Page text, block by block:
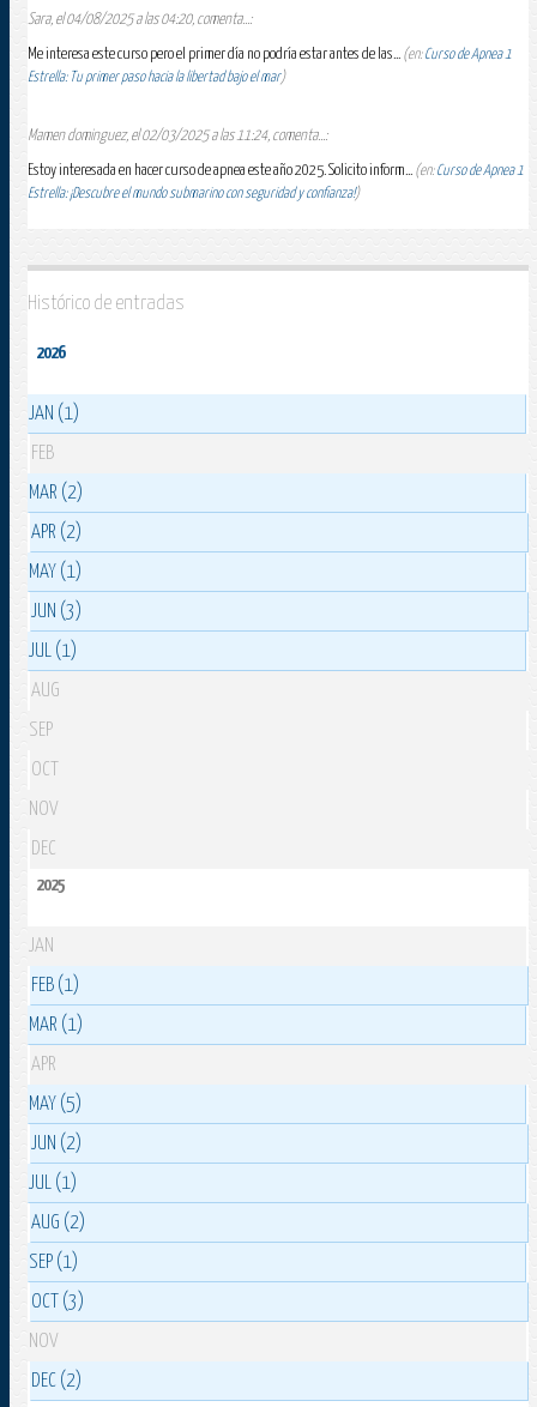
Sara, el 04/08/2025 a las 04:20, comenta...:
Me interesa este curso pero el primer día no podría estar antes de las... (en:Curso de Apnea 1
Estrella: Tu primer paso hacia la libertad bajo el mar)
Mamen dominguez, el 02/03/2025 a las 11:24, comenta...:
Estoy interesada en hacer curso de apnea este año 2025. Solicito inform... (en:Curso de Apnea 1
Estrella: ¡Descubre el mundo submarino con seguridad y confianza!)
Histórico de entradas
2026
JAN (1)
FEB
MAR (2)
APR (2)
MAY (1)
JUN (3)
JUL (1)
AUG
SEP
OCT
NOV
DEC
2025
JAN
FEB (1)
MAR (1)
APR
MAY (5)
JUN (2)
JUL (1)
AUG (2)
SEP (1)
OCT (3)
NOV
DEC (2)